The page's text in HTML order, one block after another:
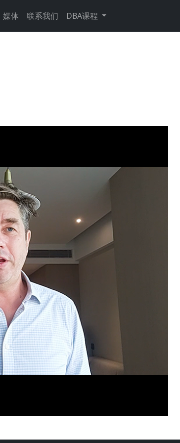
媒体 联系我们 DBA课程